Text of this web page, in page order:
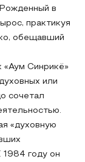
в
практикуя
обещавший
«Аум Синрикё»
или
сочетал
«духовную
году он